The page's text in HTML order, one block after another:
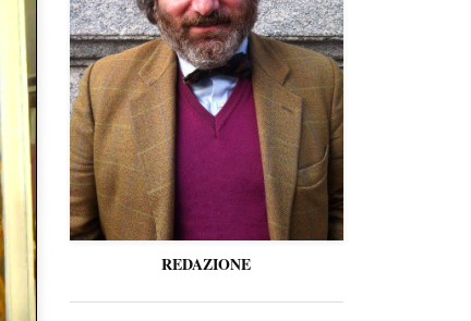
REDAZIONE